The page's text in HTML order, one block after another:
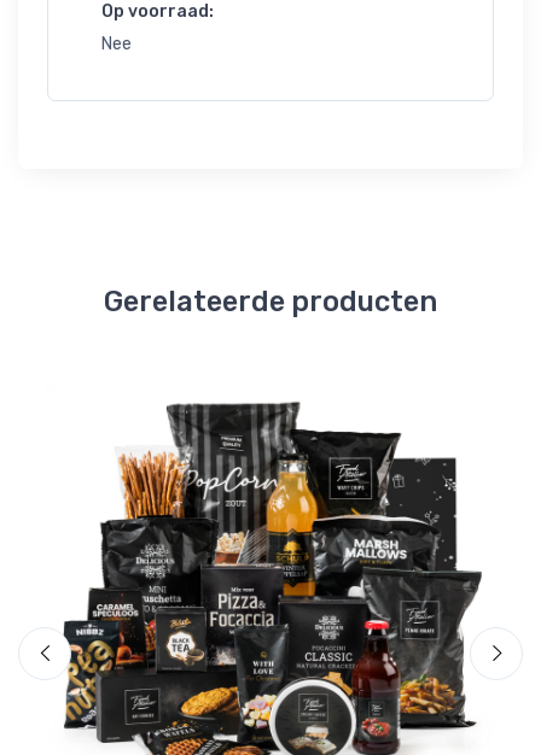
Op voorraad:
Nee
Gerelateerde producten